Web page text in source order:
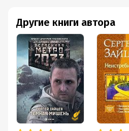
Другие книги автора